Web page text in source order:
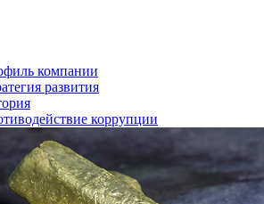
компании
развития
коррупции